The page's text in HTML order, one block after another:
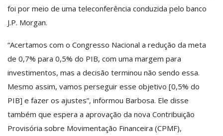
foi por meio de uma teleconferência conduzida pelo banco
J.P. Morgan.
“Acertamos com o Congresso Nacional a redução da meta
de 0,7% para 0,5% do PIB, com uma margem para
investimentos, mas a decisão terminou não sendo essa.
Mesmo assim, vamos perseguir esse objetivo [0,5% do
PIB] e fazer os ajustes”, informou Barbosa. Ele disse
também que espera a aprovação da nova Contribuição
Provisória sobre Movimentação Financeira (CPMF),